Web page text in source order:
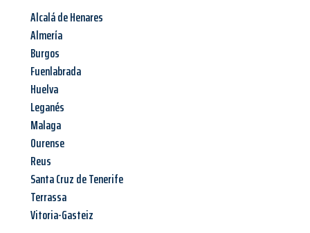
Alcalá de Henares
Almería
Burgos
Fuenlabrada
Huelva
Leganés
Malaga
Ourense
Reus
Santa Cruz de Tenerife
Terrassa
Vitoria-Gasteiz